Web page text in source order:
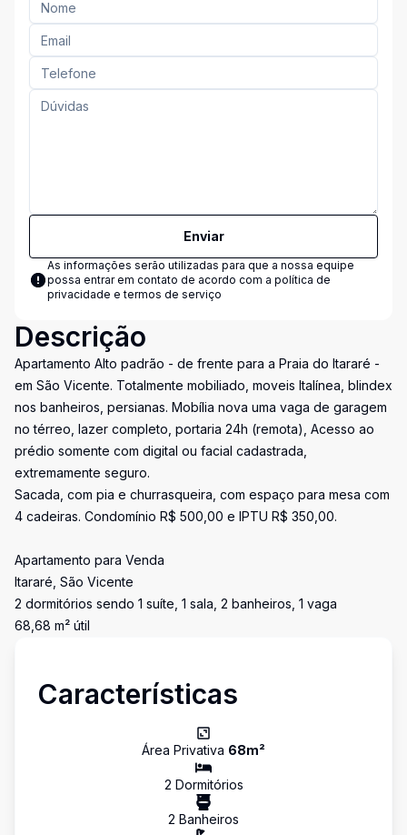
Enviar
As informações serão utilizadas para que a nossa equipe
possa entrar em contato de acordo com a política de
privacidade e termos de serviço
Descrição
Apartamento Alto padrão - de frente para a Praia do Itararé -
em São Vicente. Totalmente mobiliado, moveis Italínea, blindex
nos banheiros, persianas. Mobília nova uma vaga de garagem
no térreo, lazer completo, portaria 24h (remota), Acesso ao
prédio somente com digital ou facial cadastrada,
extremamente seguro.
Sacada, com pia e churrasqueira, com espaço para mesa com
4 cadeiras. Condomínio R$ 500,00 e IPTU R$ 350,00.
Apartamento para Venda
Itararé, São Vicente
2 dormitórios sendo 1 suíte, 1 sala, 2 banheiros, 1 vaga
68,68 m² útil
Características
Área Privativa 68m²
2 Dormitórios
2 Banheiros